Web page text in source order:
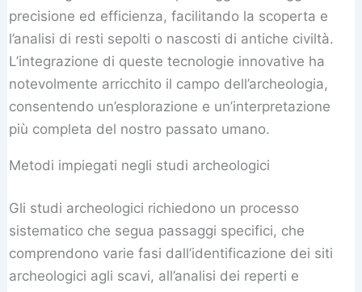
precisione ed efficienza, facilitando la scoperta e
l’analisi di resti sepolti o nascosti di antiche civiltà.
L’integrazione di queste tecnologie innovative ha
notevolmente arricchito il campo dell’archeologia,
consentendo un’esplorazione e un’interpretazione
più completa del nostro passato umano.
Metodi impiegati negli studi archeologici
Gli studi archeologici richiedono un processo
sistematico che segua passaggi specifici, che
comprendono varie fasi dall’identificazione dei siti
archeologici agli scavi, all’analisi dei reperti e